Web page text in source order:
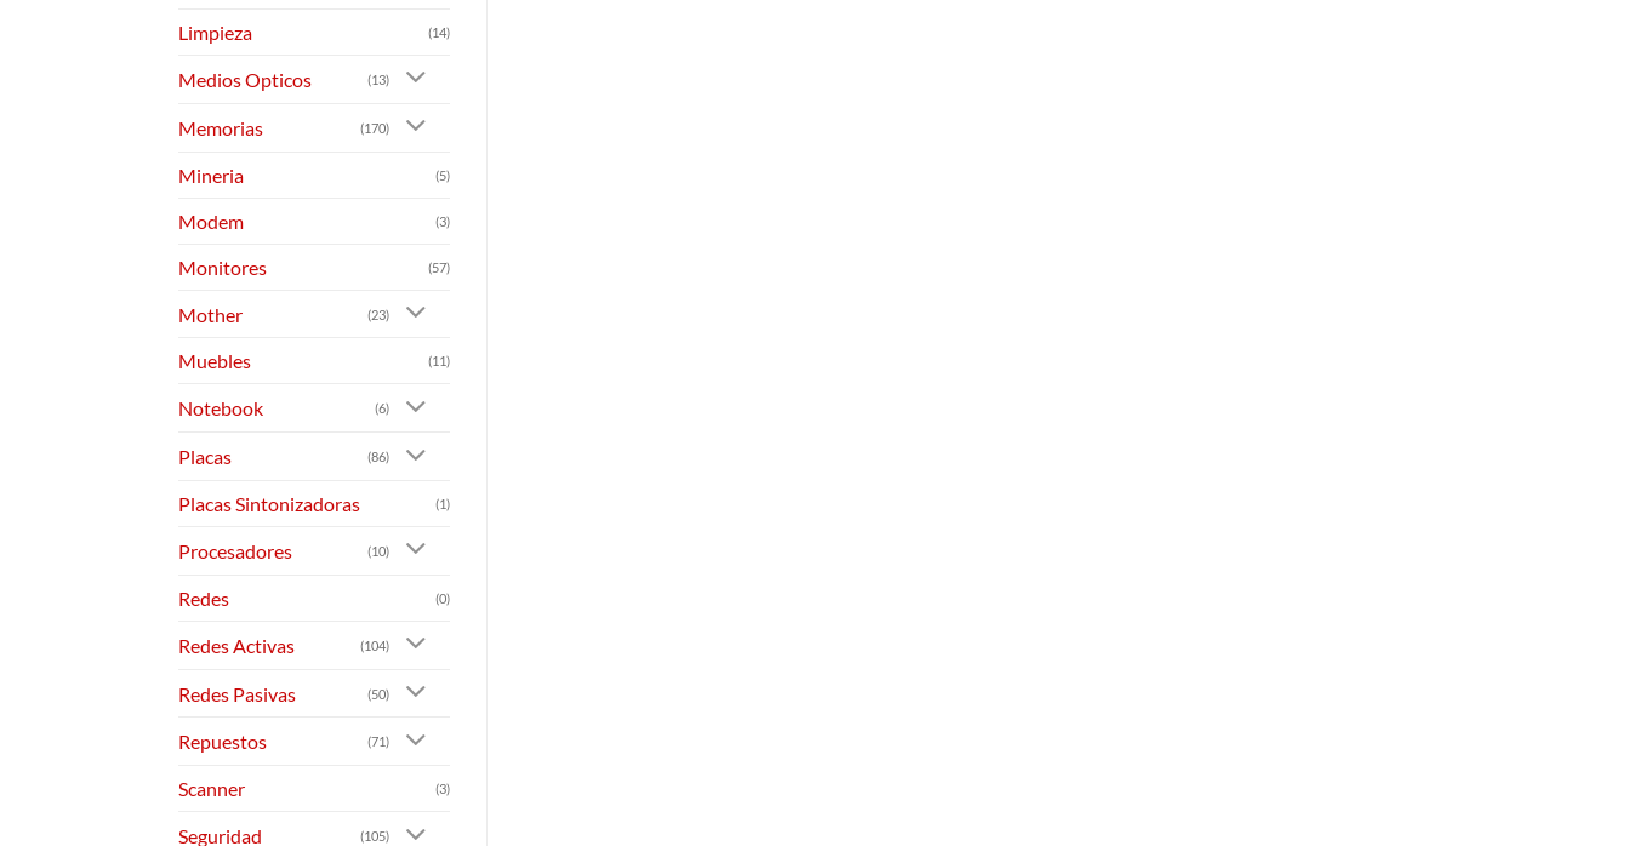
Limpieza (14)
Medios Opticos (13)
Memorias (170)
Mineria (5)
Modem (3)
Monitores (57)
Mother (23)
Muebles (11)
Notebook (6)
Placas (86)
Placas Sintonizadoras (1)
Procesadores (10)
Redes (0)
Redes Activas (104)
Redes Pasivas (50)
Repuestos (71)
Scanner (3)
Seguridad (105)